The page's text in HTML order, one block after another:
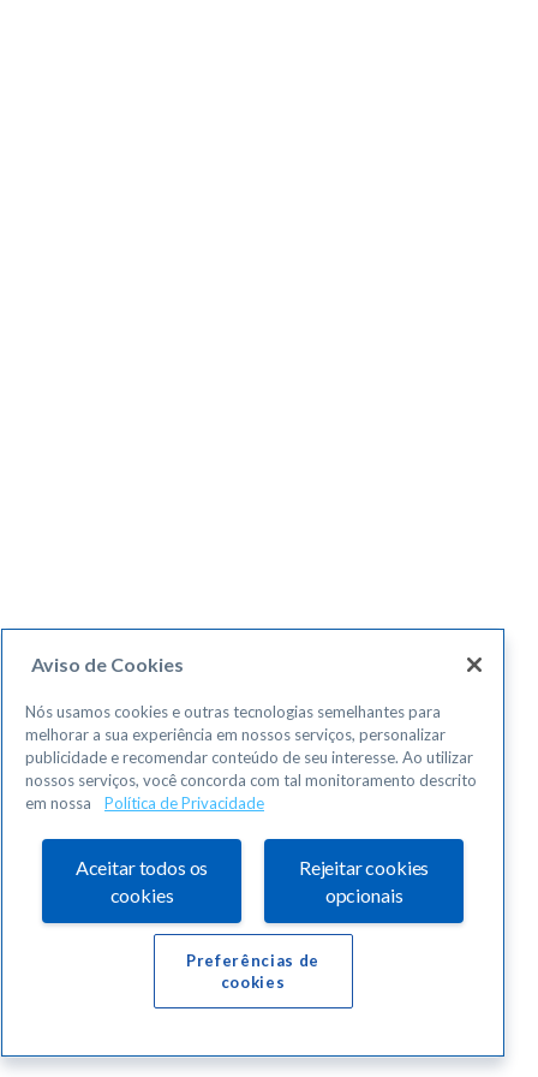
Aviso de Cookies
Nós usamos cookies e outras tecnologias semelhantes para
melhorar a sua experiência em nossos serviços, personalizar
publicidade e recomendar conteúdo de seu interesse. Ao utilizar
nossos serviços, você concorda com tal monitoramento descrito
em nossa
Política de Privacidade
Aceitar todos os
cookies
Rejeitar cookies
opcionais
Preferências de
cookies